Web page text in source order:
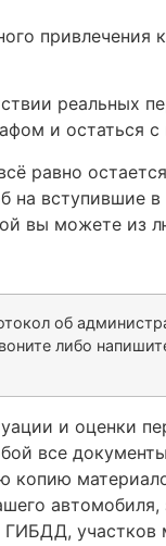
привлечения
реальных
и остаться
равно
на вступившие
вы можете из
об
либо
и оценки
все
копию
автомобиля,
участков